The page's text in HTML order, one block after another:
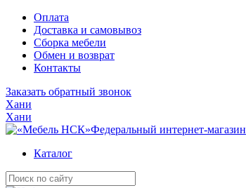
Оплата
Доставка и самовывоз
Сборка мебели
Обмен и возврат
Контакты
Заказать обратный звонок
Хани
Хани
Федеральный интернет-магазин
Каталог